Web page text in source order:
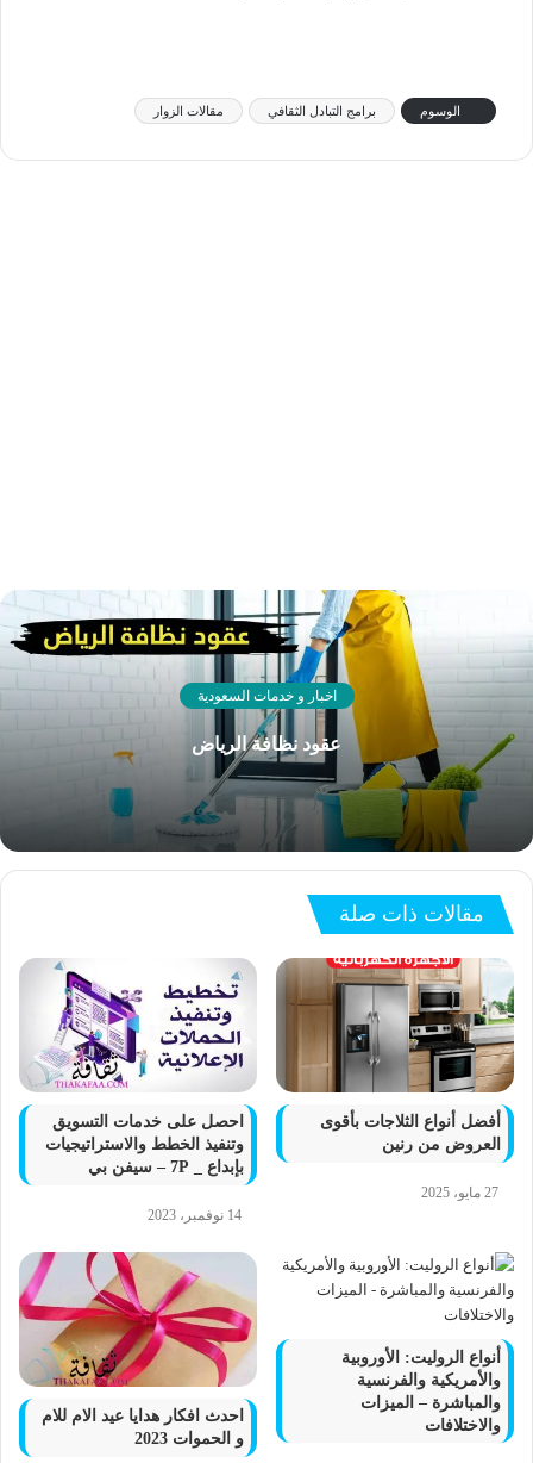
الوسوم برامج التبادل الثقافي مقالات الزوار
اخبار و خدمات السعودية
عقود نظافة الرياض
مقالات ذات صلة
أفضل أنواع الثلاجات بأقوى
العروض من رنين
27 مايو، 2025
احصل على خدمات التسويق
وتنفيذ الخطط والاستراتيجيات
بإبداع _ 7P – سيفن بي
14 نوفمبر، 2023
أنواع الروليت: الأوروبية
والأمريكية والفرنسية
والمباشرة – الميزات
والاختلافات
احدث افكار هدايا عيد الام للام
و الحموات 2023